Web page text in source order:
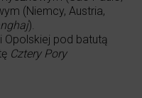
(Niemcy, Austria,
).
Opolskiej pod batutą
Cztery Pory